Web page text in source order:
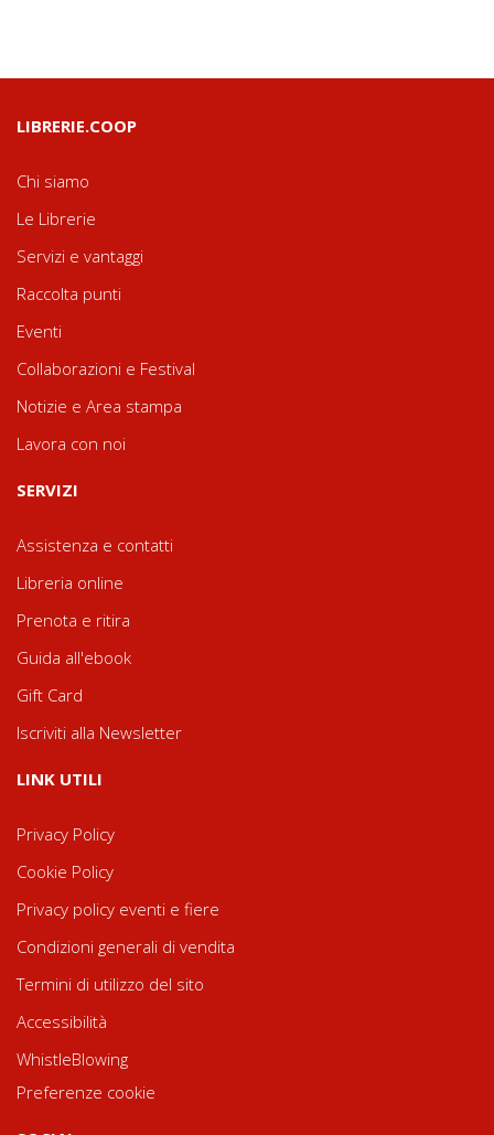
LIBRERIE.COOP
Chi siamo
Le Librerie
Servizi e vantaggi
Raccolta punti
Eventi
Collaborazioni e Festival
Notizie e Area stampa
Lavora con noi
SERVIZI
Assistenza e contatti
Libreria online
Prenota e ritira
Guida all'ebook
Gift Card
Iscriviti alla Newsletter
LINK UTILI
Privacy Policy
Cookie Policy
Privacy policy eventi e fiere
Condizioni generali di vendita
Termini di utilizzo del sito
Accessibilità
WhistleBlowing
Preferenze cookie